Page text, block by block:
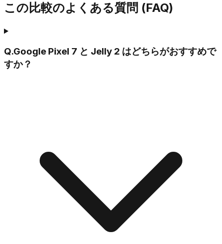
この比較のよくある質問 (FAQ)
Q.Google Pixel 7 と Jelly 2 はどちらがおすすめで
すか？